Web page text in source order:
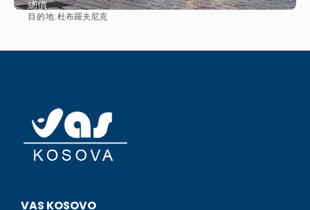
總價
目的地:杜布羅夫尼克
VAS KOSOVO